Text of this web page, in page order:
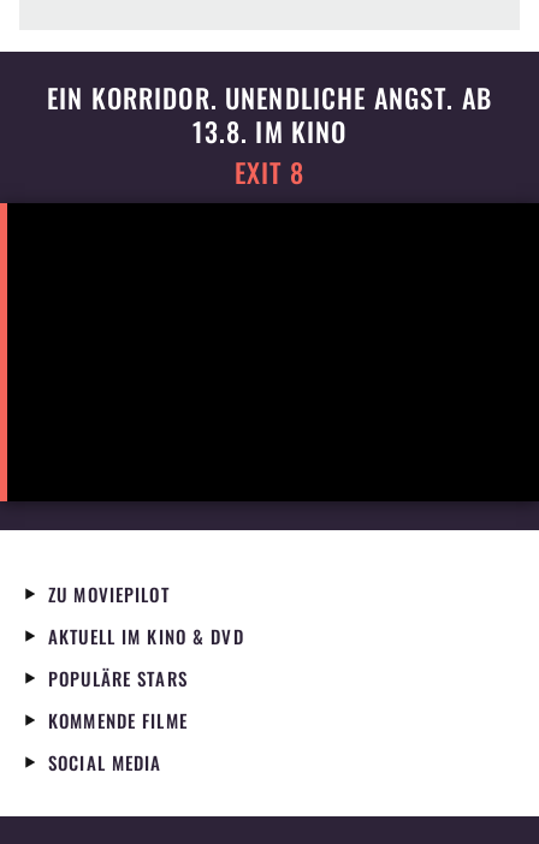
EIN KORRIDOR. UNENDLICHE ANGST. AB
13.8. IM KINO
EXIT 8
ZU MOVIEPILOT
AKTUELL IM KINO & DVD
POPULÄRE STARS
KOMMENDE FILME
SOCIAL MEDIA